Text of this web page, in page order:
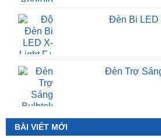
Đèn Bi LED
Đèn Trợ
BÀI VIẾT MỚI